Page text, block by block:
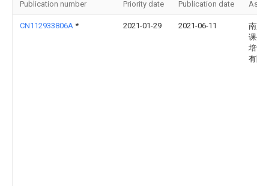
Publication number Priority date Publication date
CN112933806A * 2021-01-29 2021-06-11
南京
课外
培训
有限